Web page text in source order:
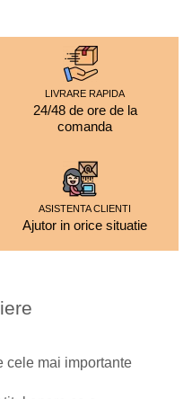
LIVRARE RAPIDA
24/48 de ore de la
comanda
ASISTENTA CLIENTI
Ajutor in orice situatie
cele mai importante